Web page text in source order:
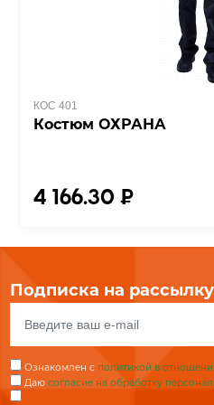
КОС 401
Костюм ОХРАНА
4 166.30 ₽
Подписка на рассылку
Ознакомлен с политикой в
Даю согласие на обработку